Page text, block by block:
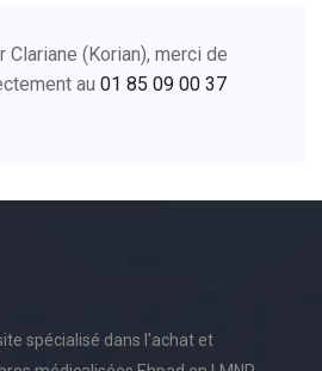
Clariane (Korian), merci de
au 01 85 09 00 37
spécialisé dans l'achat et